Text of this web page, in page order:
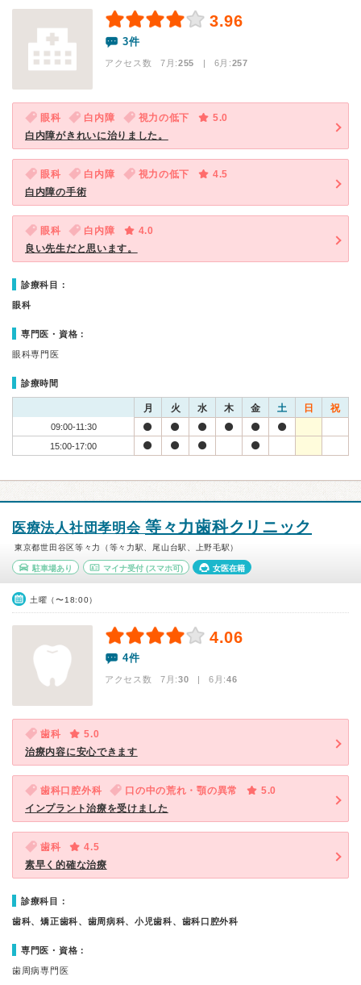
3.96
3件
アクセス数 7月:255 | 6月:257
眼科 白内障 視力の低下
5.0
白内障がきれいに治りました。
眼科 白内障 視力の低下
4.5
白内障の手術
眼科 白内障
4.0
良い先生だと思います。
診療科目：
眼科
専門医・資格：
眼科専門医
診療時間
月 火 水 木 金 土 日 祝
09:00-11:30
15:00-17:00
医療法人社団孝明会 等々力歯科クリニック
東京都世田谷区等々力（等々力駅、尾山台駅、上野毛駅）
駐車場あり マイナ受付(スマホ可) 女医在籍
土曜（〜18:00）
4.06
4件
アクセス数 7月:30 | 6月:46
歯科
5.0
治療内容に安心できます
歯科口腔外科 口の中の荒れ・顎の異常
5.0
インプラント治療を受けました
歯科
4.5
素早く的確な治療
診療科目：
歯科、矯正歯科、歯周病科、小児歯科、歯科口腔外科
専門医・資格：
歯周病専門医